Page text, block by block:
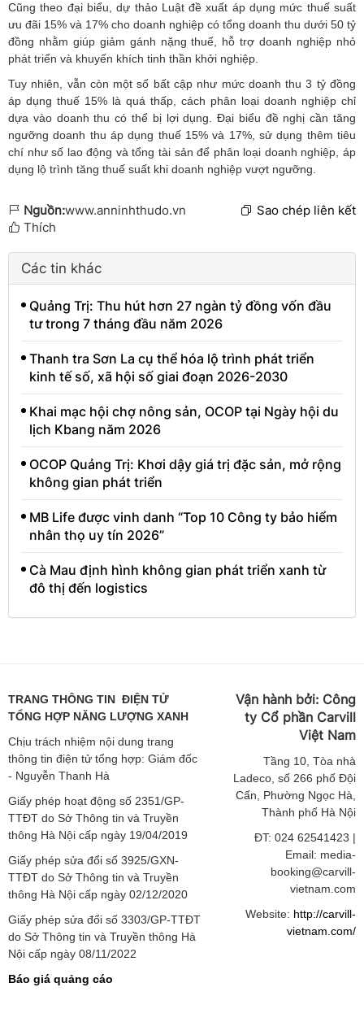
Cũng theo đại biểu, dự thảo Luật đề xuất áp dụng mức thuế suất
ưu đãi 15% và 17% cho doanh nghiệp có tổng doanh thu dưới 50 tỷ
đồng nhằm giúp giảm gánh nặng thuế, hỗ trợ doanh nghiệp nhỏ
phát triển và khuyến khích tinh thần khởi nghiệp.
Tuy nhiên, vẫn còn một số bất cập như mức doanh thu 3 tỷ đồng
áp dụng thuế 15% là quá thấp, cách phân loại doanh nghiệp chỉ
dựa vào doanh thu có thể bị lợi dụng. Đại biểu đề nghị cần tăng
ngưỡng doanh thu áp dụng thuế 15% và 17%, sử dụng thêm tiêu
chí như số lao động và tổng tài sản để phân loại doanh nghiệp, áp
dụng lộ trình tăng thuế suất khi doanh nghiệp vượt ngưỡng.
Nguồn:www.anninhthudo.vn
Sao chép liên kết
Thích
Các tin khác
Quảng Trị: Thu hút hơn 27 ngàn tỷ đồng vốn đầu
tư trong 7 tháng đầu năm 2026
Thanh tra Sơn La cụ thể hóa lộ trình phát triển
kinh tế số, xã hội số giai đoạn 2026-2030
Khai mạc hội chợ nông sản, OCOP tại Ngày hội du
lịch Kbang năm 2026
OCOP Quảng Trị: Khơi dậy giá trị đặc sản, mở rộng
không gian phát triển
MB Life được vinh danh “Top 10 Công ty bảo hiểm
nhân thọ uy tín 2026”
Cà Mau định hình không gian phát triển xanh từ
đô thị đến logistics
TRANG THÔNG TIN ĐIỆN TỬ
TỔNG HỢP NĂNG LƯỢNG XANH
Chịu trách nhiệm nội dung trang
thông tin điện tử tổng hợp: Giám đốc
- Nguyễn Thanh Hà
Giấy phép hoạt động số 2351/GP-
TTĐT do Sở Thông tin và Truyền
thông Hà Nội cấp ngày 19/04/2019
Giấy phép sửa đổi số 3925/GXN-
TTĐT do Sở Thông tin và Truyền
thông Hà Nội cấp ngày 02/12/2020
Giấy phép sửa đổi số 3303/GP-TTĐT
do Sở Thông tin và Truyền thông Hà
Nội cấp ngày 08/11/2022
Báo giá quảng cáo
Vận hành bởi: Công
ty Cổ phần Carvill
Việt Nam
Tầng 10, Tòa nhà
Ladeco, số 266 phố Đội
Cấn, Phường Ngọc Hà,
Thành phố Hà Nội
ĐT: 024 62541423 |
Email: media-
booking@carvill-
vietnam.com
Website: http://carvill-
vietnam.com/